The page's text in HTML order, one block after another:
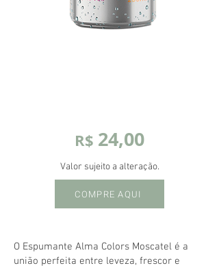
R$ 24,00
Valor sujeito a alteração.
COMPRE AQUI
O Espumante Alma Colors Moscatel é a
união perfeita entre leveza, frescor e